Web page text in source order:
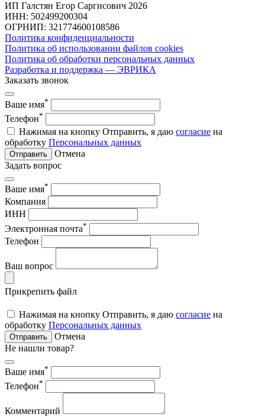
ИП Галстян Егор Саргисович 2026
ИНН: 502499200304
ОГРНИП: 321774600108586
Политика конфиденциальности
Политика об использовании файлов cookies
Политика об обработки персональных данных
Разработка и поддержка — ЭВРИКА
Заказать звонок
Ваше имя*
Телефон*
Нажимая на кнопку Отправить, я даю согласие на
обработку Персональных данных
Отправить
Отмена
Задать вопрос
Ваше имя*
Компания
ИНН
Электронная почта*
Телефон
Ваш вопрос
Прикрепить файл
Нажимая на кнопку Отправить, я даю согласие на
обработку Персональных данных
Отправить
Отмена
Не нашли товар?
Ваше имя*
Телефон*
Комментарий